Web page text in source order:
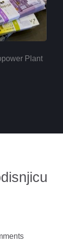
Plant